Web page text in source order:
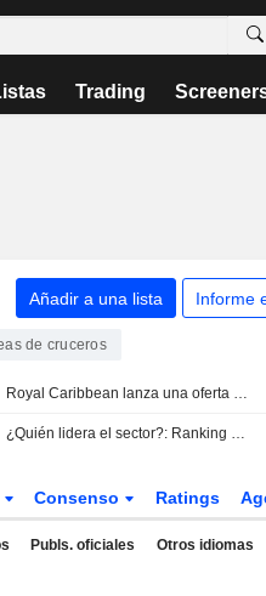
Trading
Añadir a una lista Informe
de cruceros
Royal Caribbean lanza una oferta pública de bonos sénior
¿Quién lidera el sector?: Ranking medioambiental de Nabu para las navieras de cruceros
Consenso Ratings
Publs. oficiales Otros idiomas